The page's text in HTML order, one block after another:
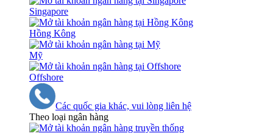
Singapore
Hồng Kông
Mỹ
Offshore
Các quốc gia khác, vui lòng liên hệ
Theo loại ngân hàng